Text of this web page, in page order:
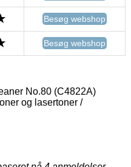
Besøg webshop
Besøg webshop
No.80 (C4822A)
og lasertoner /